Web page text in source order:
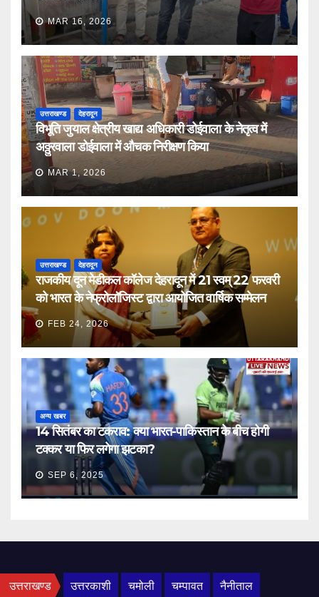
MAR 16, 2026
उत्तराखण्ड देहरादून
विभूति जुयाल क्षेत्रीय खाद्य अधिकारी डोईवाला के नेतृत्व में
अठ्ठुरवाला डोईवाला में औचक निरीक्षण किया
MAR 1, 2026
उत्तराखण्ड देहरादून
राजकीय दून मेडीकल कॉलेज देहरादून में 21 स्वम् 22 फरवरी
को भारत के नेफ्रोलॉजिस्ट द्वारा आयोजित वार्षिक सम्मेलन
FEB 24, 2026
अन्य खबर
14 सितंबर का टकराव: क्या भारत-पाकिस्तान के बीच होगी
टक्कर या फिर लगेगा झटका?
SEP 6, 2025
उत्तराखण्ड उत्तरकाशी चमोली चम्पावत नैनीताल